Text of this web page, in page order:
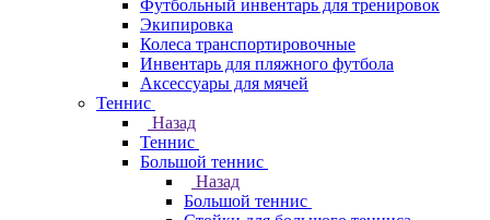
Футбольный инвентарь для тренировок
Экипировка
Колеса транспортировочные
Инвентарь для пляжного футбола
Аксессуары для мячей
Теннис
Назад
Теннис
Большой теннис
Назад
Большой теннис